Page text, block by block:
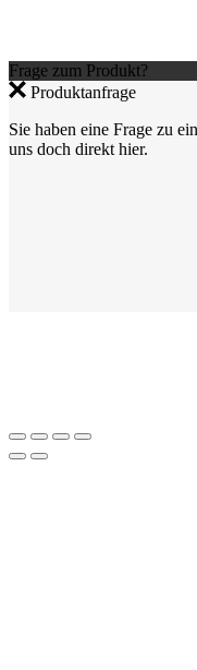
Frage zum Produkt?
Produktanfrage
Sie haben eine Frage zu
uns doch direkt hier.